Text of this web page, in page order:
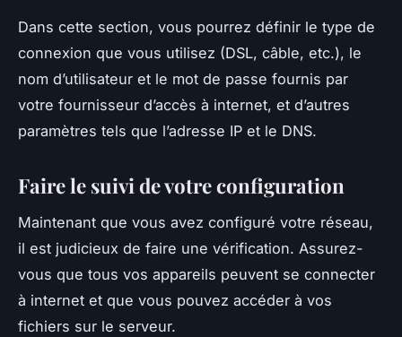
Dans cette section, vous pourrez définir le type de
connexion que vous utilisez (DSL, câble, etc.), le
nom d’utilisateur et le mot de passe fournis par
votre fournisseur d’accès à internet, et d’autres
paramètres tels que l’adresse IP et le DNS.
Faire le suivi de votre configuration
Maintenant que vous avez configuré votre réseau,
il est judicieux de faire une vérification. Assurez-
vous que tous vos appareils peuvent se connecter
à internet et que vous pouvez accéder à vos
fichiers sur le serveur.